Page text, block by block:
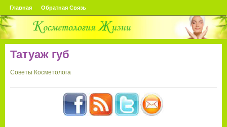
Главная Обратная Связь
Татуаж губ
Советы Косметолога